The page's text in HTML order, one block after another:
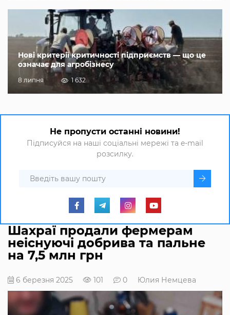
Нові критерії критичності підприємств — що це
означає для агробізнесу
8 липня 1 632
Не пропусти останні новини!
Підписуйся на наші соціальні мережі та e-mail
розсилку.
Шахраї продали фермерам
неіснуючі добрива та пальне
на 7,5 млн грн
6 березня 2025 101 0 Юлия Немцева